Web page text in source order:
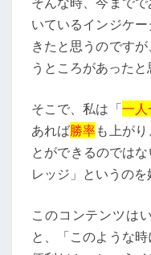
いているインジケ
きたと思うのです
うところがあったと
そこで、私は「一人
あれば勝率も上が
とができるのでは
レッジ」というのを
このコンテンツは
と、「このような